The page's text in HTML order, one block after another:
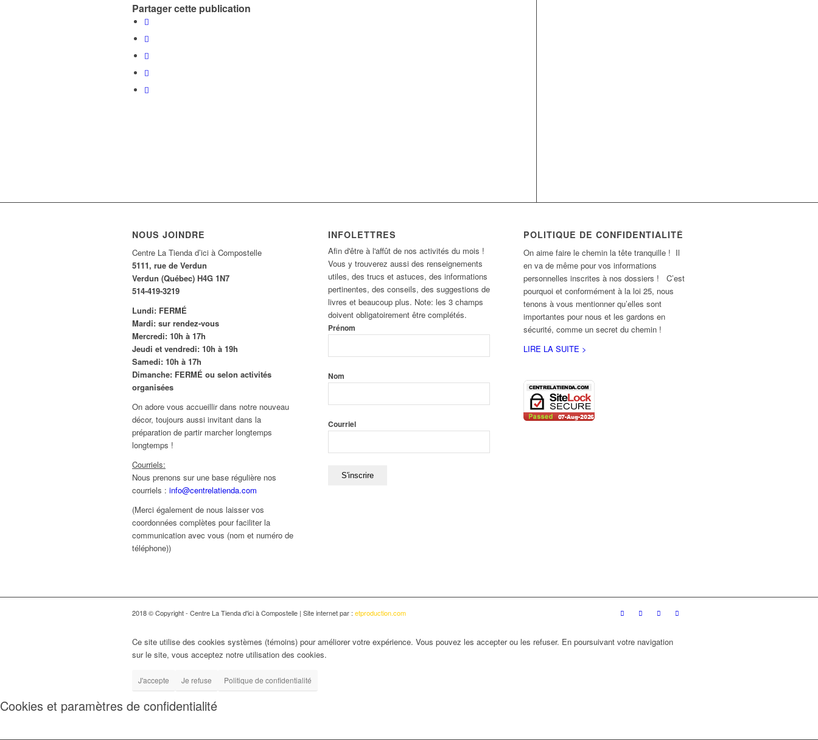
Partager cette publication
NOUS JOINDRE
Centre La Tienda d’ici à Compostelle
5111, rue de Verdun
Verdun (Québec) H4G 1N7
514-419-3219
Lundi: FERMÉ
Mardi: sur rendez-vous
Mercredi: 10h à 17h
Jeudi et vendredi: 10h à 19h
Samedi: 10h à 17h
Dimanche: FERMÉ ou selon activités
organisées
On adore vous accueillir dans notre nouveau
décor, toujours aussi invitant dans la
préparation de partir marcher longtemps
longtemps !
Courriels:
Nous prenons sur une base régulière nos
courriels : info@centrelatienda.com
(Merci également de nous laisser vos
coordonnées complètes pour faciliter la
communication avec vous (nom et numéro de
téléphone))
INFOLETTRES
Afin d'être à l'affût de nos activités du mois !
Vous y trouverez aussi des renseignements
utiles, des trucs et astuces, des informations
pertinentes, des conseils, des suggestions de
livres et beaucoup plus. Note: les 3 champs
doivent obligatoirement être complétés.
Prénom
Nom
Courriel
POLITIQUE DE CONFIDENTIALITÉ
On aime faire le chemin la tête tranquille ! Il
en va de même pour vos informations
personnelles inscrites à nos dossiers ! C’est
pourquoi et conformément à la loi 25, nous
tenons à vous mentionner qu’elles sont
importantes pour nous et les gardons en
sécurité, comme un secret du chemin !
LIRE LA SUITE >
2018 © Copyright - Centre La Tienda d'ici à Compostelle | Site internet par : etproduction.com
Ce site utilise des cookies systèmes (témoins) pour améliorer votre expérience. Vous pouvez les accepter ou les refuser. En poursuivant votre navigation
sur le site, vous acceptez notre utilisation des cookies.
J'accepte Je refuse Politique de confidentialité
Cookies et paramètres de confidentialité